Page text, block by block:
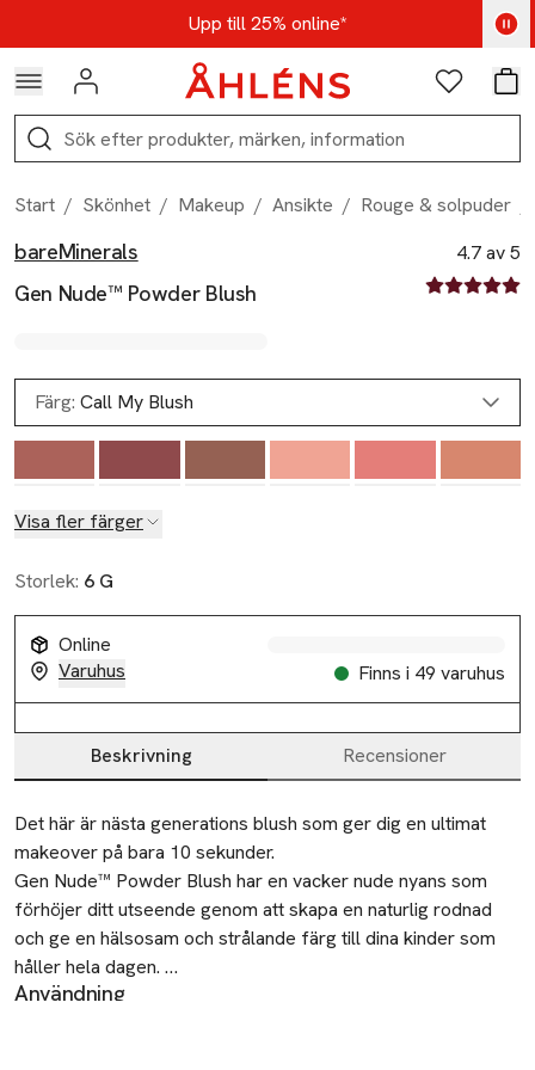
Hoppa till navigationsmenynUpp till 25% online*
Kod: AUG25 - Shoppa nu
Logga in Favoriter
Sök
Start / Skönhet / Makeup / Ansikte / Rouge & solpuder
Produktbilder
Hoppa över bildspelet
bareMinerals
Gen Nude™ Powder Blush
4.7 av 5
4.7 av fem
Färg: Call My Blush
Visa fler färger
Storlek: 6 G
Online
Varuhus
Finns i 49 varuhus
Produktinformation
Beskrivning Recensioner
Beskrivning
Det här är nästa generations blush som ger dig en ultimat
makeover på bara 10 sekunder.
Gen Nude™ Powder Blush har en vacker nude nyans som
förhöjer ditt utseende genom att skapa en naturlig rodnad
och ge en hälsosam och strålande färg till dina kinder som
håller hela dagen.
Användning